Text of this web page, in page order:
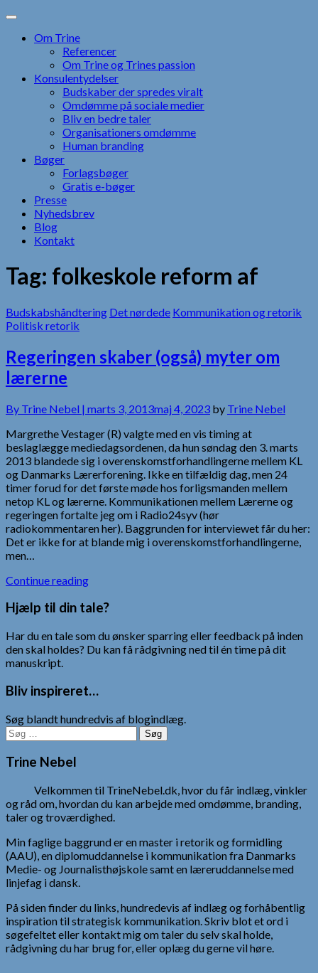
Skip
contentOm Trine
Referencer
Om Trine og Trines passion
Konsulentydelser
Budskaber der spredes viralt
Omdømme på sociale medier
Bliv en bedre taler
Organisationers omdømme
Human branding
Bøger
Forlagsbøger
Gratis e-bøger
Presse
Nyhedsbrev
Blog
Kontakt
Tag: folkeskole reform af
Budskabshåndtering Det nørdede Kommunikation og retorik
Politisk retorik
Regeringen skaber (også) myter om
lærerne
By Trine Nebel | marts 3, 2013maj 4, 2023 by Trine Nebel
Margrethe Vestager (R) valgte med en vis timing at
beslaglægge mediedagsordenen, da hun søndag den 3. marts
2013 blandede sig i overenskomstforhandlingerne mellem KL
og Danmarks Lærerforening. Ikke en tilfældig dag, men 24
timer forud for det første møde hos forligsmanden mellem
netop KL og lærerne. Kommunikationen mellem Lærerne og
regeringen fortalte jeg om i Radio24syv (hør
radiokommentaren her). Baggrunden for interviewet får du her:
Det er ikke for at blande mig i overenskomstforhandlingerne,
men…
Continue reading
Hjælp til din tale?
Har du en tale som du ønsker sparring eller feedback på inden
den skal holdes? Du kan få rådgivning ned til én time på dit
manuskript.
Bliv inspireret…
Søg blandt hundredvis af blogindlæg.
Søg
efter:
Trine Nebel
Velkommen til TrineNebel.dk, hvor du får indlæg, vinkler
og råd om, hvordan du kan arbejde med omdømme, branding,
taler og troværdighed.
Min faglige baggrund er en master i retorik og formidling
(AAU), en diplomuddannelse i kommunikation fra Danmarks
Medie- og Journalisthøjskole samt en læreruddannelse med
linjefag i dansk.
På siden finder du links, hundredevis af indlæg og forhåbentlig
inspiration til strategisk kommunikation. Skriv blot et ord i
søgefeltet eller kontakt mig om taler du selv skal holde,
rådgivning du har brug for, eller oplæg du gerne vil høre.